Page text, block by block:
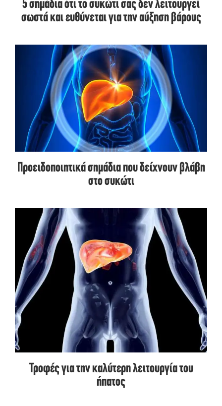
5 σημάδια ότι το συκώτι σας δεν λειτουργεί
σωστά και ευθύνεται για την αύξηση βάρους
Προειδοποιητικά σημάδια που δείχνουν βλάβη
στο συκώτι
Τροφές για την καλύτερη λειτουργία του
ήπατος